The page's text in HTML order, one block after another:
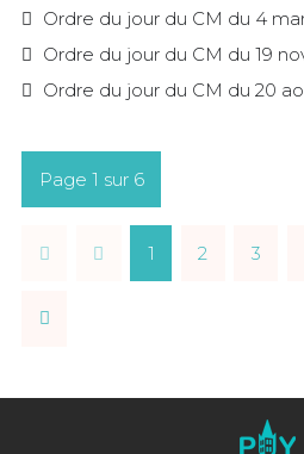
Ordre du jour du CM du 4
Ordre du jour du CM du 19
Ordre du jour du CM du 20
Page 1 sur 6
1 2 3